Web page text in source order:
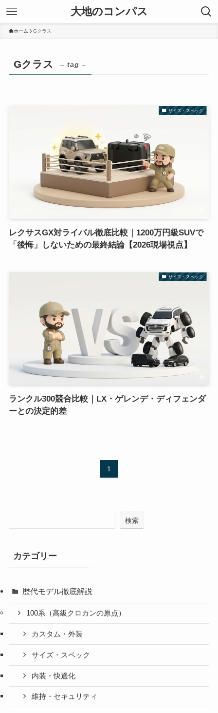
大地のコンパス
ホーム Gクラス
Gクラス – tag –
サイズ・スペック
レクサスGX対ライバル徹底比較｜1200万円級SUVで
「後悔」しないための最終結論【2026現場視点】
サイズ・スペック
ランクル300競合比較｜LX・ゲレンデ・ディフェンダ
ーとの決定的差
1
検索
カテゴリー
歴代モデル徹底解説
100系（高級クロカンの原点）
カスタム・外装
サイズ・スペック
内装・快適化
維持・セキュリティ